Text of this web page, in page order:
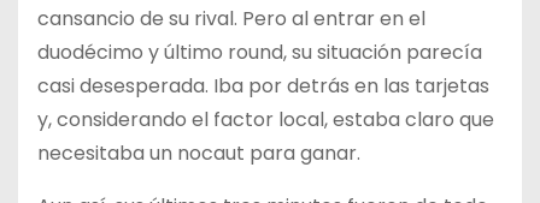
cansancio de su rival. Pero al entrar en el
duodécimo y último round, su situación parecía
casi desesperada. Iba por detrás en las tarjetas
y, considerando el factor local, estaba claro que
necesitaba un nocaut para ganar.